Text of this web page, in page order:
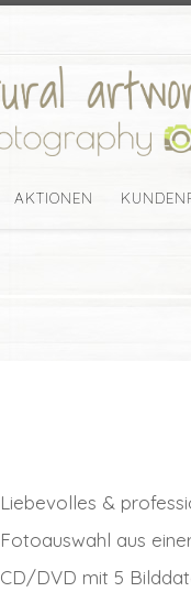
AKTIONEN
Liebevolles &
Fotoauswahl aus
CD/DVD mit 5